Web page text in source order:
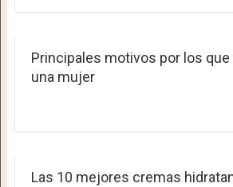
Principales motivos por los que
una mujer
Las 10 mejores cremas